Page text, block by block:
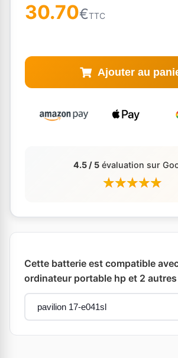
30.70€TTC
Ajouter au
4.5 / 5évaluation sur
Cette batterie est compatible
ordinateur portable hp et 2